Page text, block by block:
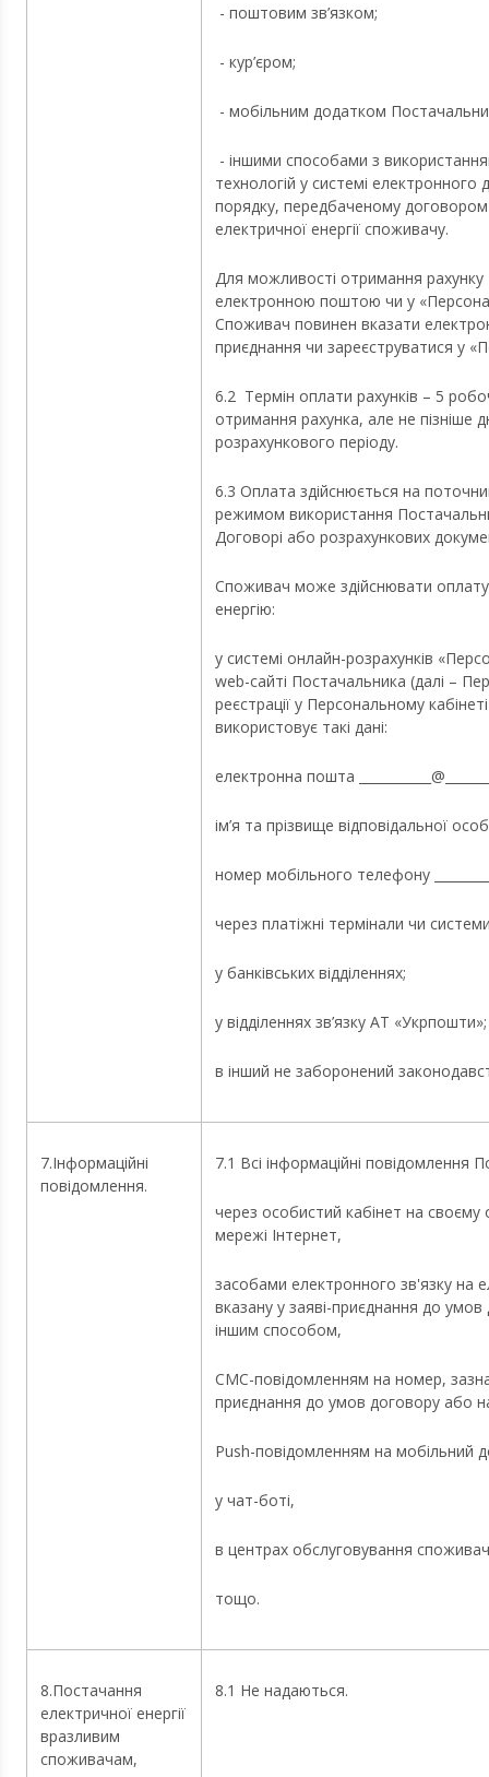
- поштовим зв’язком;
- кур’єром;
- мобільним додатком
- іншими способами з
технологій у системі електронного
порядку, передбаченому
електричної енергії споживачу.
Для можливості отримання
електронною поштою чи у
Споживач повинен вказати
приєднання чи зареєструватися у
6.2 Термін оплати рахунків – 5
отримання рахунка, але не пізніше
розрахункового періоду.
6.3 Оплата здійснюється на
режимом використання
Договорі або розрахункових
Споживач може здійснювати
енергію:
у системі онлайн-розрахунків
web-сайті Постачальника (далі –
реєстрації у Персональному
використовує такі дані:
електронна пошта
ім’я та прізвище відповідальної особи
номер мобільного телефону
через платіжні термінали чи
у банківських відділеннях;
у відділеннях зв’язку АТ «Укрпошти»;
в інший не заборонений
7.Інформаційні
повідомлення.
7.1 Всі інформаційні повідомлення
через особистий кабінет на своєму
мережі Інтернет,
засобами електронного зв'язку на
вказану у заяві-приєднання до
іншим способом,
СМС-повідомленням на номер,
приєднання до умов договору або
Push-повідомленням на мобільний
у чат-боті,
в центрах обслуговування
тощо.
8.Постачання
електричної енергії
вразливим
споживачам,
8.1 Не надаються.